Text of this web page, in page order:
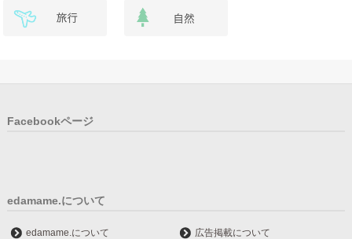
Facebookページ
edamame.について
edamame.について
広告掲載について